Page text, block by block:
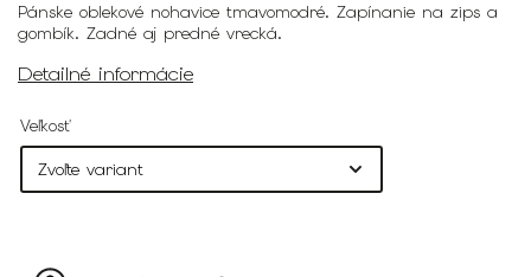
Pánske oblekové nohavice tmavomodré. Zapínanie na zips a
gombík. Zadné aj predné vrecká.
Detailné informácie
Veľkosť